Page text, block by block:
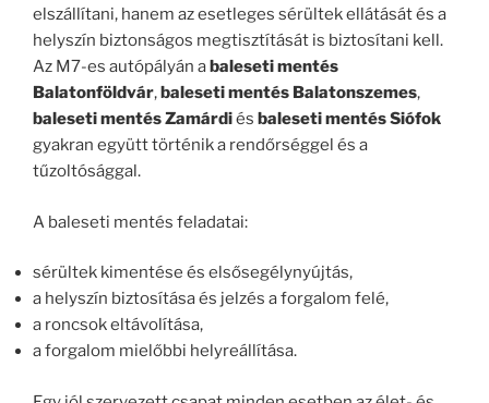
elszállítani, hanem az esetleges sérültek ellátását és a
helyszín biztonságos megtisztítását is biztosítani kell.
Az M7-es autópályán a baleseti mentés
Balatonföldvár, baleseti mentés Balatonszemes,
baleseti mentés Zamárdiés baleseti mentés Siófok
gyakran együtt történik a rendőrséggel és a
tűzoltósággal.
A baleseti mentés feladatai:
sérültek kimentése és elsősegélynyújtás,
a helyszín biztosítása és jelzés a forgalom felé,
a roncsok eltávolítása,
a forgalom mielőbbi helyreállítása.